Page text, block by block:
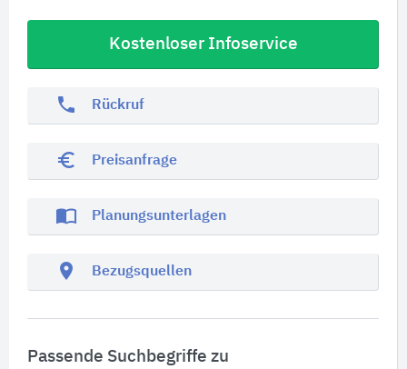
Kostenloser Infoservice
phone Rückruf
euro_symbol Preisanfrage
import_contacts Planungsunterlagen
location_on Bezugsquellen
Passende Suchbegriffe zu